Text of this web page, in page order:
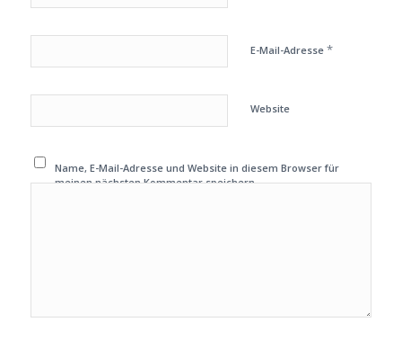
E-Mail-Adresse *
Website
Name, E-Mail-Adresse und Website in diesem Browser für
meinen nächsten Kommentar speichern.